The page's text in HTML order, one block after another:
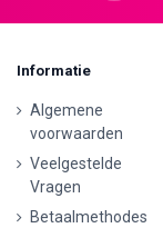
Informatie
Algemene
voorwaarden
Veelgestelde
Vragen
Betaalmethodes